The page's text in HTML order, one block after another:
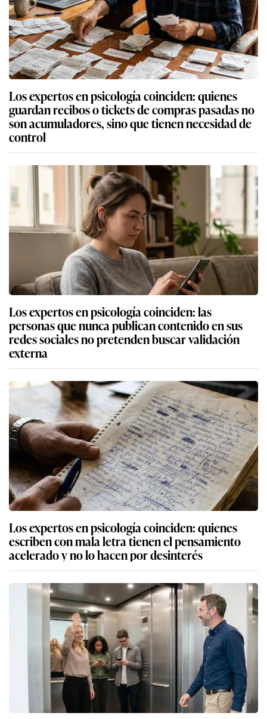
Los expertos en psicología coinciden: quienes
guardan recibos o tickets de compras pasadas no
son acumuladores, sino que tienen necesidad de
control
Los expertos en psicología coinciden: las
personas que nunca publican contenido en sus
redes sociales no pretenden buscar validación
externa
Los expertos en psicología coinciden: quienes
escriben con mala letra tienen el pensamiento
acelerado y no lo hacen por desinterés